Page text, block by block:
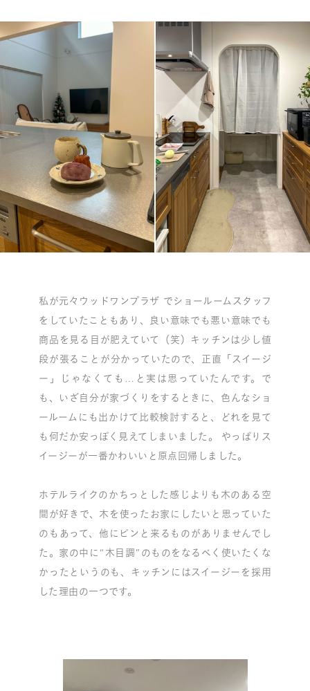
私が元々ウッドワンプラザ でショールームスタッフ
をしていたこともあり、良い意味でも悪い意味でも
商品を見る目が肥えていて（笑）キッチンは少し値
段が張ることが分かっていたので、正直「スイージ
ー」じゃなくても…と実は思っていたんです。で
も、いざ自分が家づくりをするときに、色んなショ
ールームにも出かけて比較検討すると、どれを見て
も何だか安っぽく見えてしまいました。 やっぱりス
イージーが一番かわいいと原点回帰しました。
ホテルライクのかちっとした感じよりも木のある空
間が好きで、木を使ったお家にしたいと思っていた
のもあって、他にピンと来るものがありませんでし
た。家の中に“木目調”のものをなるべく使いたくな
かったというのも、キッチンにはスイージーを採用
した理由の一つです。